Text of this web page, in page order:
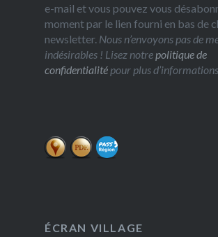
e-mail et vous pouvez vous
moment par le lien fourni en bas de
newsletter. Nous n’envoyons pas de
indésirables ! Lisez notre politique de
confidentialitépour plus d’informations.
ÉCRAN VILLAGE